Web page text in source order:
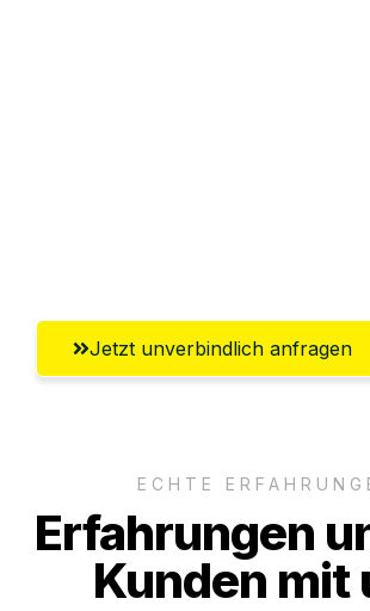
Jetzt unverbindlich anfragen
ECHTE
Erfahrungen
Kunden mit